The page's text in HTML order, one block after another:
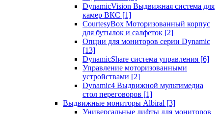
DynamicVision Выдвижная система для
камер ВКС [1]
CourtesyBox Моторизованный корпус
для бутылок и салфеток [2]
Опции для мониторов серии Dynamic
[13]
DynamicShare система управления [6]
Управление моторизованными
устройствами [2]
Dynamic4 Выдвижной мультимедиа
стол переговоров [1]
Выдвижные мониторы Albiral [3]
Универсальные лифты для мониторов